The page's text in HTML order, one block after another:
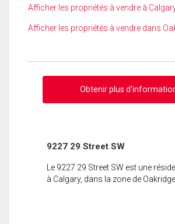
Afficher les propriétés à vendre à
Afficher les propriétés à vendre dans
Obtenir plus
9227 29 Street SW
Le 9227 29 Street SW est une
à Calgary, dans la zone de Oakridge.